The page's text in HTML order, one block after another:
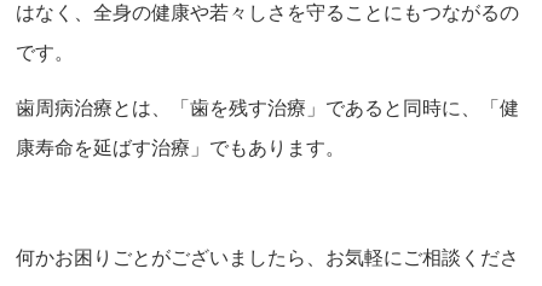
はなく、全身の健康や若々しさを守ることにもつながるの
です。
歯周病治療とは、「歯を残す治療」であると同時に、「健
康寿命を延ばす治療」でもあります。
何かお困りごとがございましたら、お気軽にご相談くださ